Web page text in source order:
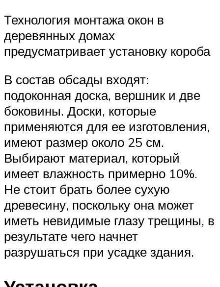
Технология монтажа окон в
деревянных домах
предусматривает установку короба
В состав обсады входят:
подоконная доска, вершник и две
боковины. Доски, которые
применяются для ее изготовления,
имеют размер около 25 см.
Выбирают материал, который
имеет влажность примерно 10%.
Не стоит брать более сухую
древесину, поскольку она может
иметь невидимые глазу трещины, в
результате чего начнет
разрушаться при усадке здания.